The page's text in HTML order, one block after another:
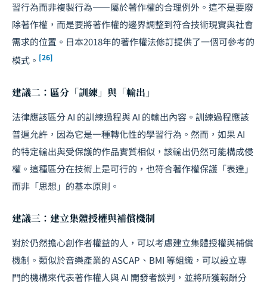
習行為而非複製行為——屬於著作權的合理例外。這不是要廢
除著作權，而是要將著作權的邊界調整到符合技術現實與社會
需求的位置。日本2018年的著作權法修訂提供了一個可參考的
模式。 [26]
建議二：區分「訓練」與「輸出」
法律應該區分 AI 的訓練過程與 AI 的輸出內容。訓練過程應該
普遍允許，因為它是一種轉化性的學習行為。然而，如果 AI
的特定輸出與受保護的作品實質相似，該輸出仍然可能構成侵
權。這種區分在技術上是可行的，也符合著作權保護「表達」
而非「思想」的基本原則。
建議三：建立集體授權與補償機制
對於仍然擔心創作者權益的人，可以考慮建立集體授權與補償
機制。類似於音樂產業的 ASCAP、BMI 等組織，可以設立專
門的機構來代表著作權人與 AI 開發者談判，並將所獲報酬分